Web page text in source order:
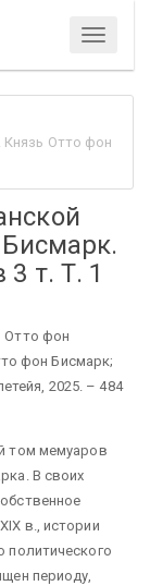
Меню
Отто фон
т. Т. 1
Отто фон
фон Бисмарк;
2025. – 484
том мемуаров
В своих
в., истории
политического
периоду,